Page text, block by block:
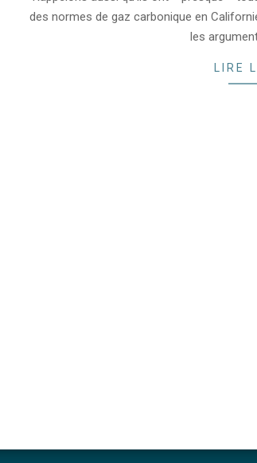
des normes de gaz carbonique en
les
LIRE